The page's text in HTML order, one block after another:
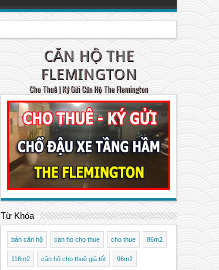
CĂN HỘ THE
FLEMINGTON
Cho Thuê | Ký Gửi Căn Hộ The Flemington
Từ Khóa
bán căn hộ can ho cho thue cho thue 86m2
116m2 căn hộ cho thuê giá tốt 96m2